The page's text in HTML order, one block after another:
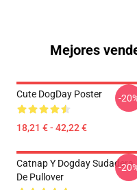
Mejores
Cute DogDay Poster
18,21 € - 42,22 €
-
Catnap Y Dogday Sudadera
De Pullover
-